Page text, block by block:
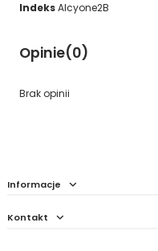
IndeksAlcyone2B
Opinie(0)
Brak opinii
Informacje
Kontakt